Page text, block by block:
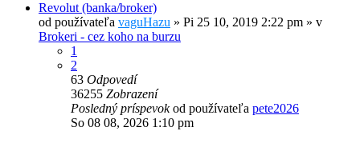
Revolut (banka/broker)
od používateľa vaguHazu » Pi 25 10, 2019 2:22 pm » v
Brokeri - cez koho na burzu
1
2
63 Odpovedí
36255 Zobrazení
Posledný príspevokod používateľa pete2026
So 08 08, 2026 1:10 pm